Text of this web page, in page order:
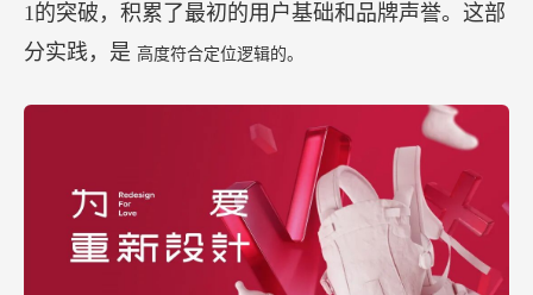
1的突破，积累了最初的用户基础和品牌声誉。这部
分实践，是 高度符合定位逻辑的。